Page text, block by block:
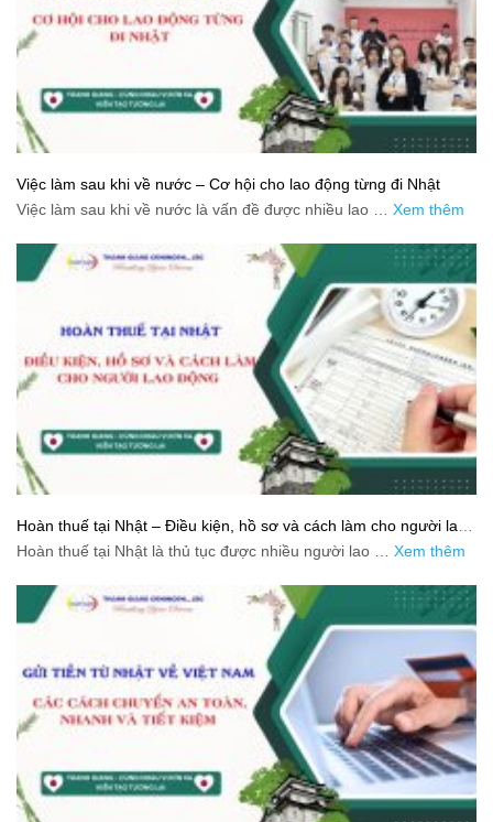
Việc làm sau khi về nước – Cơ hội cho lao động từng đi Nhật
Việc làm sau khi về nước là vấn đề được nhiều lao … Xem thêm
Hoàn thuế tại Nhật – Điều kiện, hồ sơ và cách làm cho người lao
động
Hoàn thuế tại Nhật là thủ tục được nhiều người lao … Xem thêm